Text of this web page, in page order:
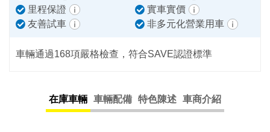
里程保證
實車實價
友善試車
非多元化營業用車
車輛通過168項嚴格檢查，符合SAVE認證標準
在庫車輛 車輛配備 特色陳述 車商介紹